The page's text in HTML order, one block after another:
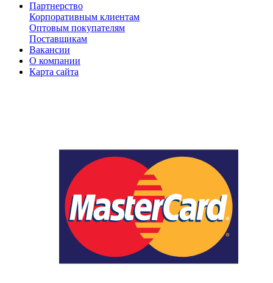
Партнерство
Корпоративным клиентам
Оптовым покупателям
Поставщикам
Вакансии
О компании
Карта сайта